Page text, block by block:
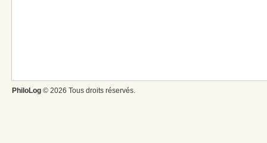
PhiloLog © 2026 Tous droits réservés.